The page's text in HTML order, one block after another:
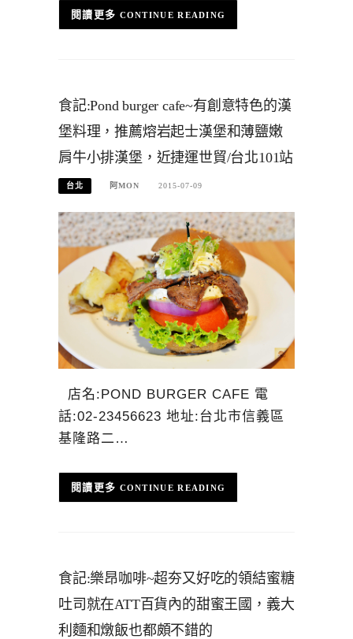
CONTINUE READING
食記:Pond burger cafe~有創意特色的漢
堡料理，推薦熔岩起士漢堡和薄鹽嫩
肩牛小排漢堡，近捷運世貿/台北101站
台北 阿MON 2015-07-09
店名:POND BURGER CAFE 電
話:02-23456623 地址:台北市信義區
基隆路二…
CONTINUE READING
食記:樂昂咖啡~超夯又好吃的領結蜜糖
吐司就在ATT百貨內的甜蜜王國，義大
利麵和燉飯也都頗不錯的